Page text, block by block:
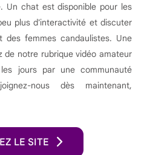
Un chat est disponible pour les
plus d'interactivité et discuter
femmes candaulistes. Une
de notre rubrique vidéo amateur
jours par une communauté
nous dès maintenant,
LE SITE